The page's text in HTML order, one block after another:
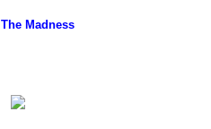
The Madness